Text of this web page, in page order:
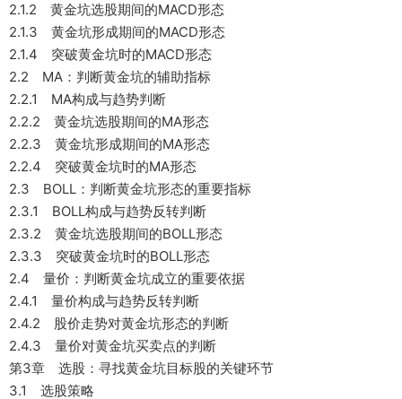
2.1.2 黄金坑选股期间的MACD形态
2.1.3 黄金坑形成期间的MACD形态
2.1.4 突破黄金坑时的MACD形态
2.2 MA：判断黄金坑的辅助指标
2.2.1 MA构成与趋势判断
2.2.2 黄金坑选股期间的MA形态
2.2.3 黄金坑形成期间的MA形态
2.2.4 突破黄金坑时的MA形态
2.3 BOLL：判断黄金坑形态的重要指标
2.3.1 BOLL构成与趋势反转判断
2.3.2 黄金坑选股期间的BOLL形态
2.3.3 突破黄金坑时的BOLL形态
2.4 量价：判断黄金坑成立的重要依据
2.4.1 量价构成与趋势反转判断
2.4.2 股价走势对黄金坑形态的判断
2.4.3 量价对黄金坑买卖点的判断
第3章 选股：寻找黄金坑目标股的关键环节
3.1 选股策略